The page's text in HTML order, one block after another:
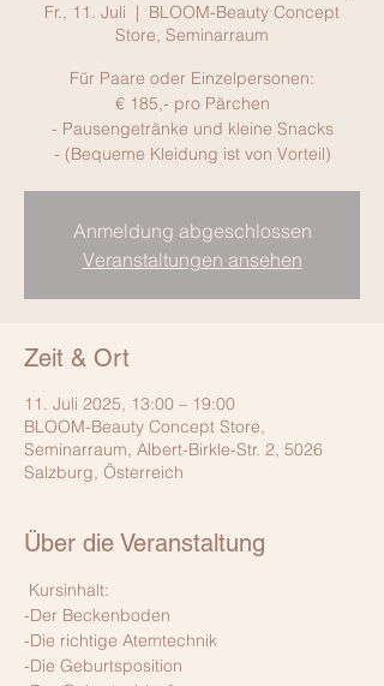
Fr., 11. Juli
  |
BLOOM-Beauty Concept
Store, Seminarraum
Für Paare oder Einzelpersonen:
€ 185,- pro Pärchen
- Pausengetränke und kleine Snacks
- (Bequeme Kleidung ist von Vorteil)
Anmeldung abgeschlossen
Veranstaltungen ansehen
Zeit & Ort
11. Juli 2025, 13:00 – 19:00
BLOOM-Beauty Concept Store,
Seminarraum, Albert-Birkle-Str. 2, 5026
Salzburg, Österreich
Über die Veranstaltung
Kursinhalt:
-Der Beckenboden
-Die richtige Atemtechnik
-Die Geburtsposition